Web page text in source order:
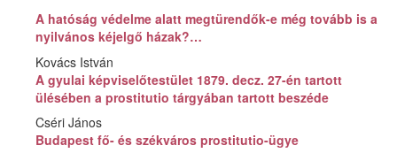
A hatóság védelme alatt megtürendők-e még tovább is a
nyilvános kéjelgő házak?…
Kovács István
A gyulai képviselőtestület 1879. decz. 27-én tartott
ülésében a prostitutio tárgyában tartott beszéde
Cséri János
Budapest fő- és székváros prostitutio-ügye